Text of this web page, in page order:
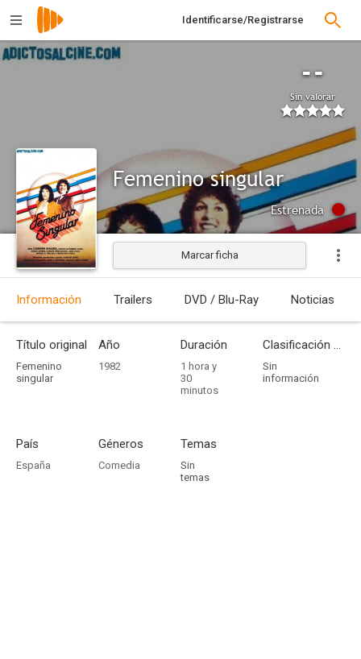
Identificarse/Registrarse
--
Sin valorar
Femenino singular
Estrenada
Marcar ficha
Información Trailers DVD / Blu-Ray Noticias
Título original
Femenino
singular
Año
1982
Duración
1 hora y
30
minutos
Clasificación por edades
Sin
información
País
España
Géneros
Comedia
Temas
Sin
temas